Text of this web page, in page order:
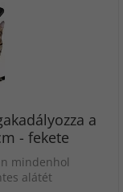
a
- fekete
mindenhol
alátét